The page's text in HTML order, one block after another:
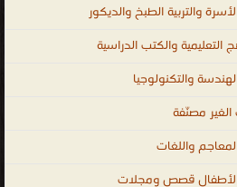
، كتاب تعلم اللغة التركية بدون
معلم PDF ، تعلم اللغة الايطالية بالعربية PDF ، كتاب تعلم اللغة التركية